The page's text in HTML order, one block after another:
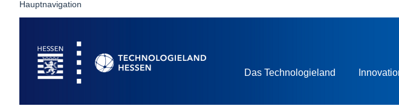
Hauptnavigation
Startseite
Das Technologieland